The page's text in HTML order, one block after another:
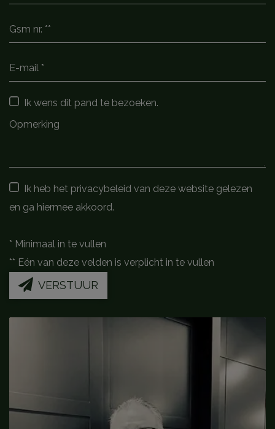
Ik wens dit pand te bezoeken.
Ik heb het privacybeleid van deze website gelezen
en ga hiermee akkoord.
* Minimaal in te vullen
** Eén van deze velden is verplicht in te vullen
VERSTUUR